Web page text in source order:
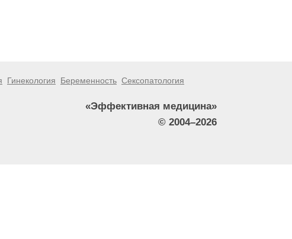
Гинекология Беременность Сексопатология
«Эффективная медицина»
© 2004–2026